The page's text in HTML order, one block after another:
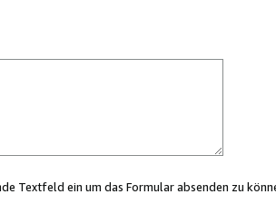
Textfeld ein um das Formular absenden zu